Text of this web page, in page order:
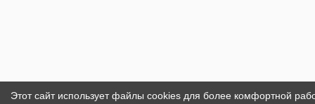
Этот сайт использует файлы cookies для более комфортной